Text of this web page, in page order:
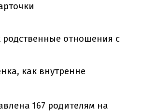
отношения с
как внутренне
167 родителям на